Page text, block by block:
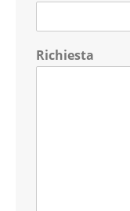
Richiesta